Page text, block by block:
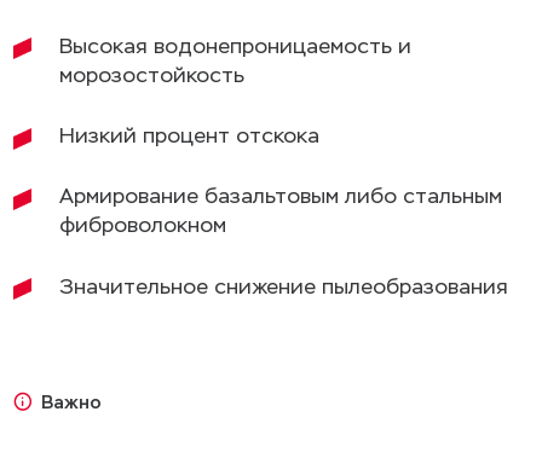
Высокая водонепроницаемость и
морозостойкость
Низкий процент отскока
Армирование базальтовым либо стальным
фиброволокном
Значительное снижение пылеобразования
Важно